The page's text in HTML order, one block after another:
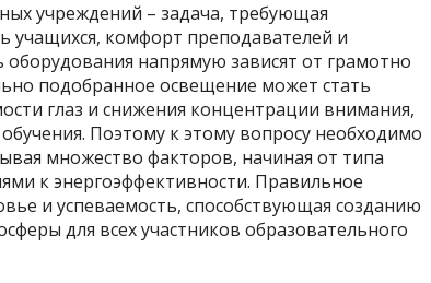
учреждений – задача, требующая
учащихся, комфорт преподавателей и
оборудования напрямую зависят от грамотно
подобранное освещение может стать
глаз и снижения концентрации внимания,
Поэтому к этому вопросу необходимо
множество факторов, начиная от типа
к энергоэффективности. Правильное
и успеваемость, способствующая созданию
для всех участников образовательного